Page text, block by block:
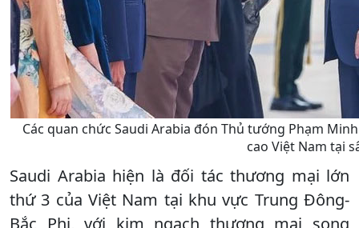
Các quan chức Saudi Arabia đón Thủ tướng Phạm
cao Việt Nam tại
Saudi Arabia hiện là đối tác thương mại lớn
thứ 3 của Việt Nam tại khu vực Trung Đông-
Bắc Phi, với kim ngạch thương mại song